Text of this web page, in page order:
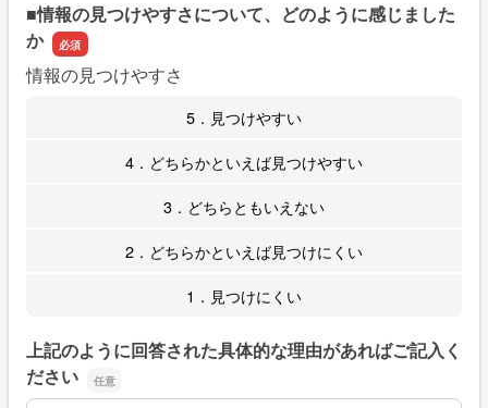
■情報の見つけやすさについて、どのように感じました
か
情報の見つけやすさ
5．見つけやすい
4．どちらかといえば見つけやすい
3．どちらともいえない
2．どちらかといえば見つけにくい
1．見つけにくい
上記のように回答された具体的な理由があればご記入く
ださい